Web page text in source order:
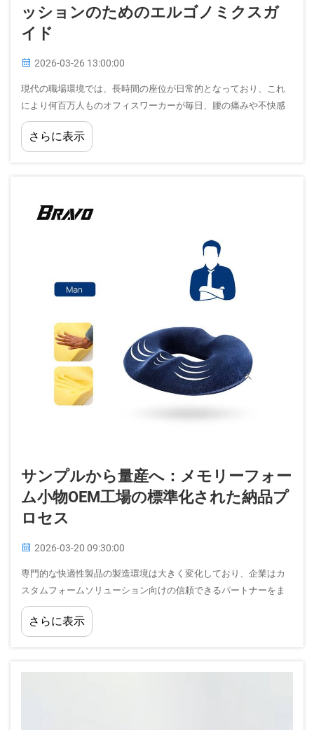
ッションのためのエルゴノミクスガ
イド
2026-03-26 13:00:00
現代の職場環境では、長時間の座位が日常的となっており、これ
により何百万人ものオフィスワーカーが毎日、腰の痛みや不快感
を経験しています。その解決策は、メモリーフォーム製ラムバー
ピローおよびシートクッションがどのように機能するかを理解す
さらに表示
サンプルから量産へ：メモリーフォー
ム小物OEM工場の標準化された納品プ
ロセス
2026-03-20 09:30:00
専門的な快適性製品の製造環境は大きく変化しており、企業はカ
スタムフォームソリューション向けの信頼できるパートナーをま
すます求めています。メモリーフォーム小部品OEM工場は、この
業界の基盤として機能しています。…
さらに表示